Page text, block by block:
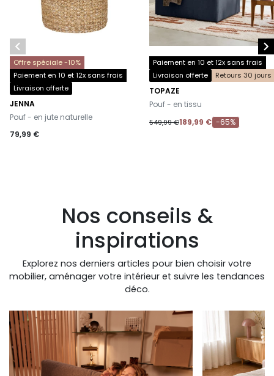
Offre spéciale -10%
Paiement en 10 et 12x sans frais
Livraison offerte
JENNA
-
Pouf - en jute naturelle
79,99 €
Paiement en 10 et 12x sans frais
Livraison offerte
Retours 30 jours
TOPAZE
-
Pouf - en tissu
549,99 €189,99 € -65%
 
Nos conseils &
inspirations
Explorez nos derniers articles pour bien choisir votre
mobilier, aménager votre intérieur et suivre les tendances
déco.